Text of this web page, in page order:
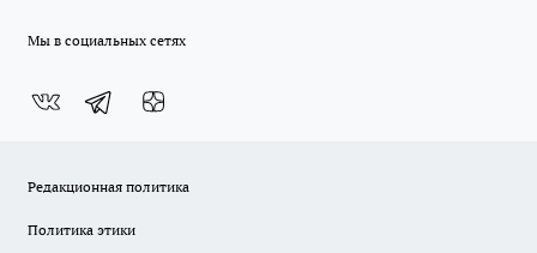
Мы в социальных сетях
Редакционная политика
Политика этики